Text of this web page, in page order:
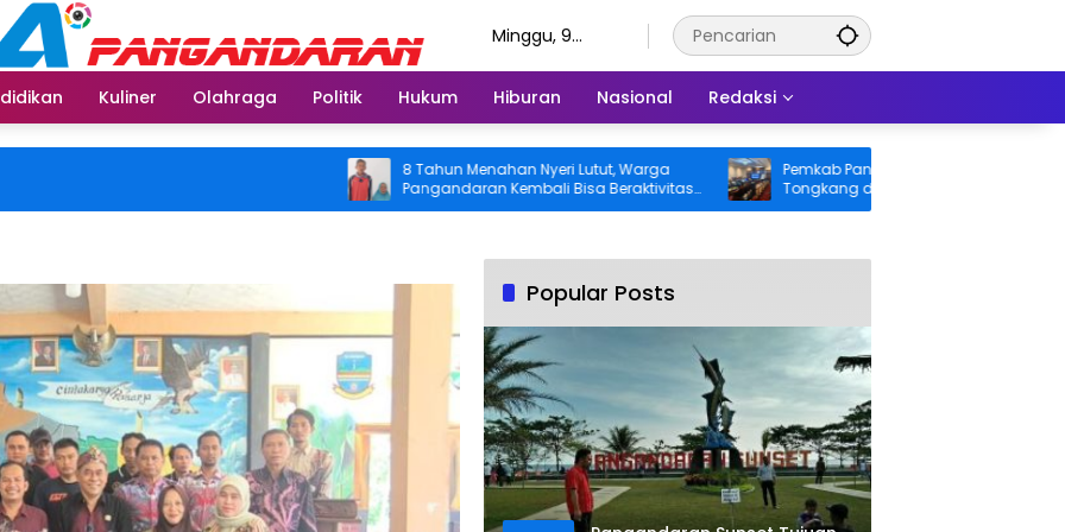
Minggu, 9
Kuliner Olahraga Politik Hukum Hiburan Nasional Redaksi
8 Tahun Menahan Nyeri Lutut, Warga
Pangandaran Kembali Bisa Beraktivitas
Usai Operasi Gratis Ditanggung BPJS
Pemkab Pangandaran Desak Bangkai
Tongkang dan Ceceran Batu Bara
Segera Diangkat, Soroti Buruknya
Popular Posts